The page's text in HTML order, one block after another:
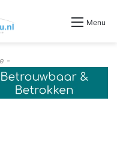
Menu
-